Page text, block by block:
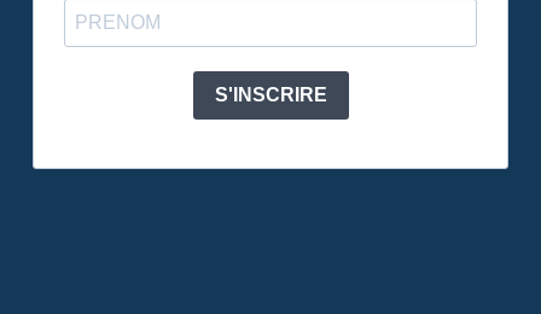
S'INSCRIRE